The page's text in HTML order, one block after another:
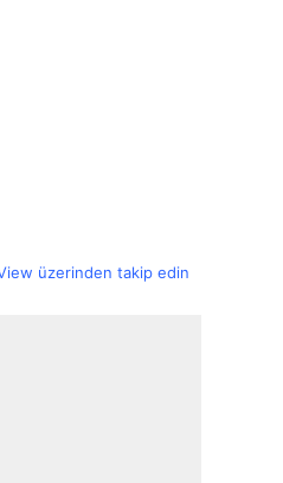
üzerinden takip edin